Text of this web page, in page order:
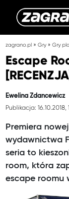
zagrano.pl »Gry»Gry
Escape
Ewelina Zdancewicz
Publikacja: 16.10.2018,
Premiera
wydawnictwa
seria to
room, która
escape roomu